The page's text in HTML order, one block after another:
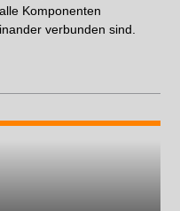
Komponenten
verbunden sind.